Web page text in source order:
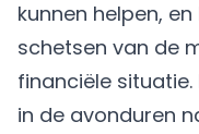
kunnen helpen,
schetsen van de
financiële
in de avonduren